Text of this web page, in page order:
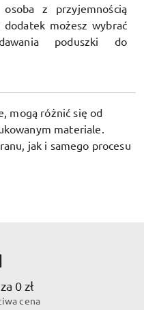
osoba z przyjemnością
dodatek możesz wybrać
poduszki do
mogą różnić się od
materiale.
jak i samego procesu
0 zł
cena